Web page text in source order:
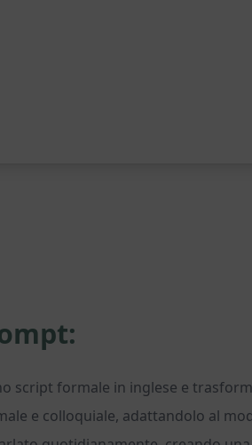
script formale in inglese e
e colloquiale, adattandolo al